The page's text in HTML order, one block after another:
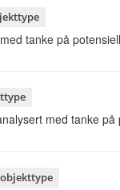
tanke på
med tanke
objekttype